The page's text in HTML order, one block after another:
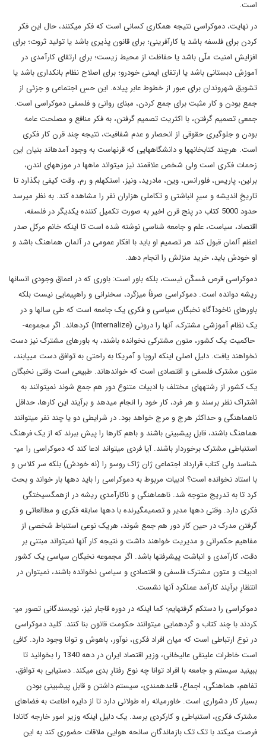
است.
در نهایت، دموکراسی نتیجه همکاری کسانی است که فکر می­کنند، حال این فکر
کردن برای فلسفه باشد یا کارآفرینی؛ برای قانون پذیری باشد یا تولید ثروت؛ برای
افزایش امنیت ملّی باشد یا حفاظت از محیط زیست؛ برای ارتقای کارآمدی در
آموزشِ دبستانی باشد یا ارتقای ایمنی خودرو؛ برای اصلاح نظام بانکداری باشد یا
تشویق شهروندان برای عبور از خطوط عابر پیاده. این حسِ اجتماعی و جزئی از
جمع بودن و کار مثبت برای جمع کردن، مبنای روانی و فلسفی دموکراسی است.
جمعی تصمیم گرفتن، با اکثریت تصمیم گرفتن، به فکر منافع و مصلحت عامه
بودن و جلوگیری حقوقی از انحصار و عدم شفافیت، نتیجه­ چند قرن کار فکری
است. هرچند کتابخانه­ها و دانشگاه­هایی که قرن­هاست به وجود آمده­اند بنیان این
زحمات فکری است ولی شخص علاقمند نیز می­تواند ماه­ها در موزه­های لندن،
برلین، پاریس، فلورانس، وین، مادرید، ونیز، استکهلم و رم، وقت کیفی بگذارد تا
تاریخِ اندیشه و سیرِ انباشتی و تکاملی هزاران نفر را مشاهده کند. به نظر می­رسد
حدود 5000 کتاب در پنج قرن اخیر به صورت تکمیل کننده یکدیگر در فلسفه،
اقتصاد، سیاست، علم و جامعه شناسی نوشته شده است تا اینکه خانم مرکل صدر
اعظم آلمان قبول کند هر تصمیم او باید با افکار عمومی در آلمان هماهنگ باشد و
او خودش باید، خرید منزلش را انجام دهد.
دموکراسی قرص مُسکّن نیست، بلکه باور است: باوری که در اعماق وجودی انسان­ها
ریشه دوانده است. دموکراسی صرفاً میزگرد، سخنرانی و راه­پیمایی نیست بلکه
باورهای ناخودآگاهِ نخبگان سیاسی و فکری یک جامعه است که طی سال­ها و در
یک نظام آموزشی مشترک، آنها را درونی (Internalize) کرده­اند. اگر مجموعه­
حاکمیت یک کشور، متون مشترکی نخوانده باشند، به باورهای مشترک نیز دست
نخواهند یافت. دلیل اصلی اینکه اروپا و آمریکا به راحتی به توافق دست می­یابند،
متون مشترک فلسفی و اقتصادی است که خوانده­اند. طبیعی است وقتی نخبگان
یک کشور از رشته­های مختلف با ادبیات متنوع دور هم جمع شوند نمی­توانند به
اشتراک نظر برسند و هر فرد، کار خود را انجام می­دهد و برآیند این کارها، حداقل
ناهماهنگی و حداکثر هرج و مرج خواهد بود. در شرایطی دو یا چند نفر می­توانند
هماهنگ باشند، قابل پیش­بینی باشند و باهم کارها را پیش ببرند که از یک فرهنگ
استنباطی مشترک برخوردار باشند. آیا فردی می­تواند ادعا کند که دموکراسی را می­
شناسد ولی کتاب قرارداد اجتماعی ژان ژاک روسو را (نه خودش) بلکه سر کلاس و
با استاد نخوانده است؟ ادبیات مربوط به دموکراسی را باید ده­ها بار خواند و بحث
کرد تا به تدریج متوجه شد. ناهماهنگی و ناکارآمدی ریشه در ازهم­گسیختگی
فکری دارد. وقتی ده­ها مدیر و تصمیم­گیرنده با ده­ها سابقه فکری و مطالعاتی و
گرفتن مدرک در حین کار دور هم جمع شوند، هریک نوعی استنباط شخصی از
مفاهیم حکمرانی و مدیریت خواهند داشت و نتیجه کار آنها نمی­تواند مبتنی بر
دقت، کارآمدی و انباشت پیشرفت­ها باشد. اگر مجموعه نخبگان سیاسی یک کشور
ادبیات و متون مشترک فلسفی و اقتصادی و سیاسی نخوانده باشند، نمی­توان در
انتظارِ برآیند کارآمد عملکرد آنها نشست.
دموکراسی را دست­کم گرفته­ایم؛ کما اینکه در دوره قاجار نیز، نویسندگانی تصور می­
کردند با چند کتاب و گردهمایی می­توانند حکومت قانون بنا کنند. کلید دموکراسی
در نوع ارتباطی است که میان افراد فکری، نوآور، باهوش و توانا وجود دارد. کافی
است خاطرات علینقی عالیخانی، وزیر اقتصاد ایران در دهه 1340 را بخوانید تا
ببینید سیستم و جامعه با افراد توانا چه نوع رفتارِ بدی می­کند. دستیابی به توافق،
تفاهم، هماهنگی، اجماع، قاعده­مندی، سیستم داشتن و قابل پیش­بینی بودن
بسیار کار دشواری است. خاورمیانه راه طولانی دارد تا از دایره اطاعت به فضاهای
مشترک فکری، استنباطی و کارکردی برسد. یک دلیل اینکه وزیر امور خارجه کانادا
فرصت می­کند با تک تک بازماندگان سانحه هوایی ملاقات حضوری کند به این